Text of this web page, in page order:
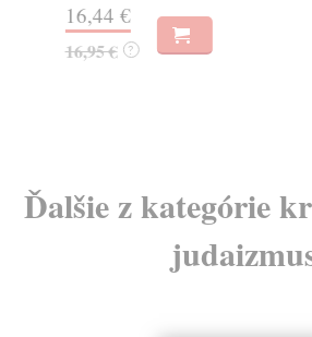
16,44 €
16,95 € ?
Ďalšie z kategórie